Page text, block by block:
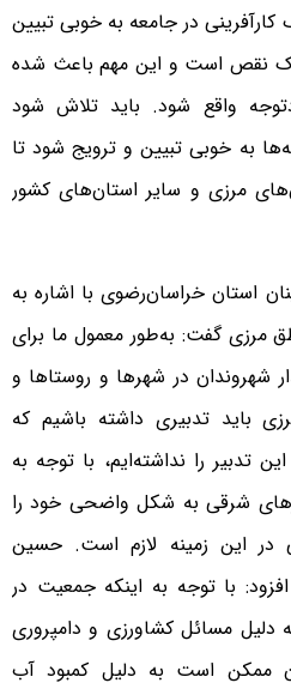
در جامعه به خوبی تبیین
یک نقص است و این مهم باعث شده
واقع شود. باید تلاش شود
به خوبی تبیین و ترویج شود تا
مرزی و سایر استان‌های کشور
استان خراسان‌رضوی با اشاره به
مرزی گفت: به‌طور معمول ما برای
شهروندان در شهرها و روستاها و
باید تدبیری داشته باشیم که
تدبیر را نداشته‌ایم، با توجه به
شرقی به شکل واضحی خود را
در این زمینه لازم است. حسین
با توجه به اینکه جمعیت در
دلیل مسائل کشاورزی و دامپروری
ممکن است به دلیل کمبود آب